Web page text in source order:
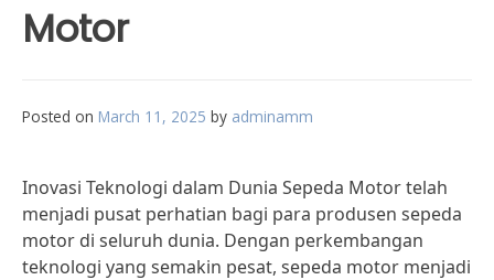
Motor
Posted on March 11, 2025 by adminamm
Inovasi Teknologi dalam Dunia Sepeda Motor telah
menjadi pusat perhatian bagi para produsen sepeda
motor di seluruh dunia. Dengan perkembangan
teknologi yang semakin pesat, sepeda motor menjadi